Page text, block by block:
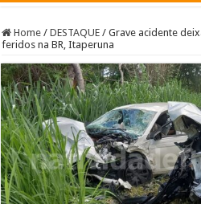
Home / DESTAQUE / Grave acidente
feridos na BR, Itaperuna